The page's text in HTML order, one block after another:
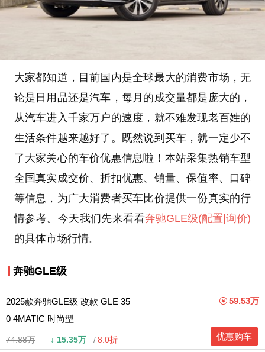
大家都知道，目前国内是全球最大的消费市场，无
论是日用品还是汽车，每月的成交量都是庞大的，
从汽车进入千家万户的速度，就不难发现老百姓的
生活条件越来越好了。既然说到买车，就一定少不
了大家关心的车价优惠信息啦！本站采集热销车型
全国真实成交价、折扣优惠、销量、保值率、口碑
等信息，为广大消费者买车比价提供一份真实的行
情参考。今天我们先来看看奔驰GLE级(配置|询价)
的具体市场行情。
奔驰GLE级
2025款奔驰GLE级 改款 GLE 35
0 4MATIC 时尚型
74.88万 ↓ 15.35万 8.0折
59.53万
优惠购车